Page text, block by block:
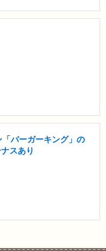
バーガーキング」の
スあり